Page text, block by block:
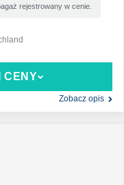
rejestrowany w cenie.
CENY
Zobacz opis